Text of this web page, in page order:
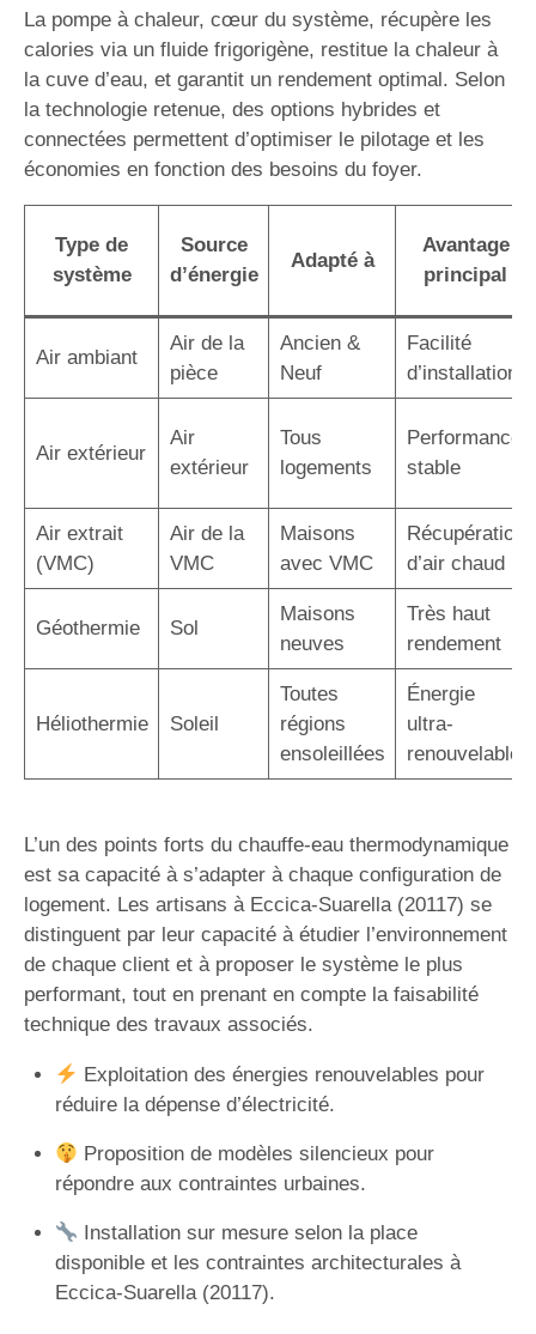
La pompe à chaleur, cœur du système, récupère les
calories via un fluide frigorigène, restitue la chaleur à
la cuve d’eau, et garantit un rendement optimal. Selon
la technologie retenue, des options hybrides et
connectées permettent d’optimiser le pilotage et les
économies en fonction des besoins du foyer.
Type de
système
Source
d’énergie
Adapté à
Avantage
principal
Air ambiant
Air de la
pièce
Ancien &
Neuf
Facilité
d’installation
Air extérieur
Air
extérieur
Tous
logements
Performance
stable
Air extrait
(VMC)
Air de la
VMC
Maisons
avec VMC
Récupération
d’air chaud
Géothermie Sol
Maisons
neuves
Très haut
rendement
Héliothermie Soleil
Toutes
régions
ensoleillées
Énergie
ultra-
renouvelable
L’un des points forts du chauffe-eau thermodynamique
est sa capacité à s’adapter à chaque configuration de
logement. Les artisans à Eccica-Suarella (20117) se
distinguent par leur capacité à étudier l’environnement
de chaque client et à proposer le système le plus
performant, tout en prenant en compte la faisabilité
technique des travaux associés.
Exploitation des énergies renouvelables pour
réduire la dépense d’électricité.
Proposition de modèles silencieux pour
répondre aux contraintes urbaines.
Installation sur mesure selon la place
disponible et les contraintes architecturales à
Eccica-Suarella (20117).